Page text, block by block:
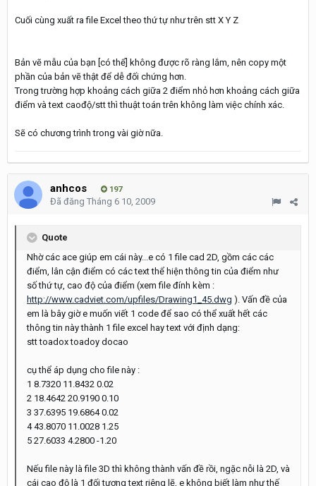
Cuối cùng xuất ra file Excel theo thứ tự như trên stt X Y Z
Bản vẽ mẫu của bạn [có thể] không được rõ ràng lắm, nên copy một
phần của bản vẽ thật để dễ đối chứng hơn.
Trong trường hợp khoảng cách giữa 2 điểm nhỏ hơn khoảng cách giữa
điểm và text caođộ/stt thì thuật toán trên không làm việc chính xác.
Sẽ có chương trình trong vài giờ nữa.
anhcos 197
Đã đăng Tháng 6 10, 2009
Quote
Nhờ các ace giúp em cái này...e có 1 file cad 2D, gồm các các
điểm, lân cận điểm có các text thể hiện thông tin của điểm như
số thứ tự, cao độ của điểm (xem file đính kèm :
http://www.cadviet.com/upfiles/Drawing1_45.dwg ). Vấn đề của
em là bây giờ e muốn viết 1 code để sao có thể xuất hết các
thông tin này thành 1 file excel hay text với định dạng:
stt toadox toadoy docao
cụ thể áp dụng cho file này :
1 8.7320 11.8432 0.02
2 18.4642 20.9190 0.10
3 37.6395 19.6864 0.02
4 43.8070 11.0028 1.25
5 27.6033 4.2800 -1.20
Nếu file này là file 3D thì không thành vấn đề rồi, ngặc nỗi là 2D, và
cái cao độ là 1 đối tượng text riêng lẽ, e không biết làm như thế